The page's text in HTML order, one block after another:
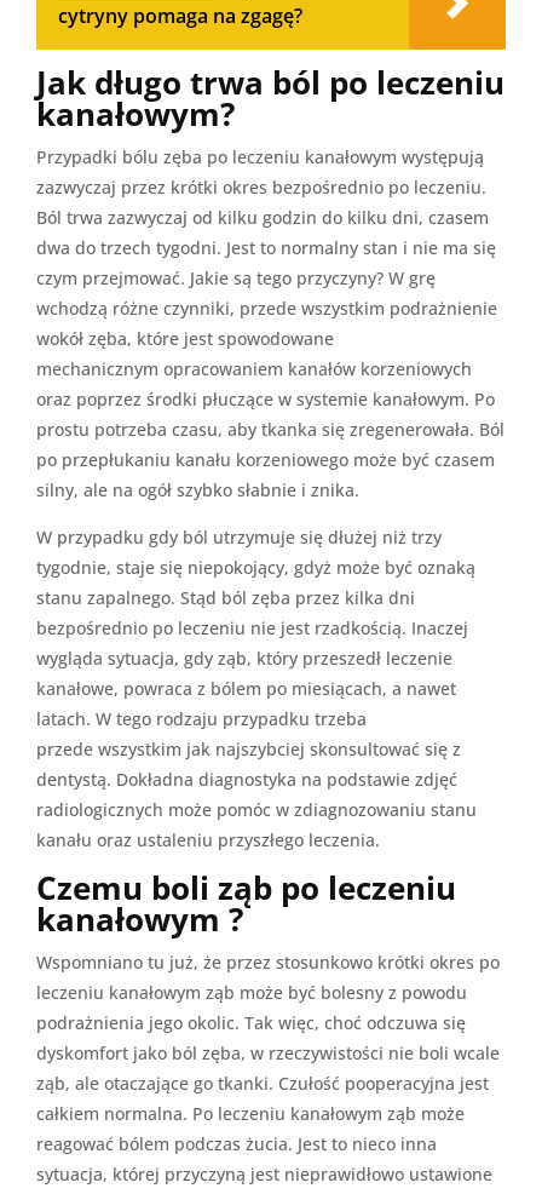
cytryny pomaga na zgagę?
Jak długo trwa ból po leczeniu
kanałowym?
Przypadki bólu zęba po leczeniu kanałowym występują
zazwyczaj przez krótki okres bezpośrednio po leczeniu.
Ból trwa zazwyczaj od kilku godzin do kilku dni, czasem
dwa do trzech tygodni. Jest to normalny stan i nie ma się
czym przejmować. Jakie są tego przyczyny? W grę
wchodzą różne czynniki, przede wszystkim podrażnienie
wokół zęba, które jest spowodowane
mechanicznym opracowaniem kanałów korzeniowych
oraz poprzez środki płuczące w systemie kanałowym. Po
prostu potrzeba czasu, aby tkanka się zregenerowała. Ból
po przepłukaniu kanału korzeniowego może być czasem
silny, ale na ogół szybko słabnie i znika.
W przypadku gdy ból utrzymuje się dłużej niż trzy
tygodnie, staje się niepokojący, gdyż może być oznaką
stanu zapalnego. Stąd ból zęba przez kilka dni
bezpośrednio po leczeniu nie jest rzadkością. Inaczej
wygląda sytuacja, gdy ząb, który przeszedł leczenie
kanałowe, powraca z bólem po miesiącach, a nawet
latach. W tego rodzaju przypadku trzeba
przede wszystkim jak najszybciej skonsultować się z
dentystą. Dokładna diagnostyka na podstawie zdjęć
radiologicznych może pomóc w zdiagnozowaniu stanu
kanału oraz ustaleniu przyszłego leczenia.
Czemu boli ząb po leczeniu
kanałowym ?
Wspomniano tu już, że przez stosunkowo krótki okres po
leczeniu kanałowym ząb może być bolesny z powodu
podrażnienia jego okolic. Tak więc, choć odczuwa się
dyskomfort jako ból zęba, w rzeczywistości nie boli wcale
ząb, ale otaczające go tkanki. Czułość pooperacyjna jest
całkiem normalna. Po leczeniu kanałowym ząb może
reagować bólem podczas żucia. Jest to nieco inna
sytuacja, której przyczyną jest nieprawidłowo ustawione